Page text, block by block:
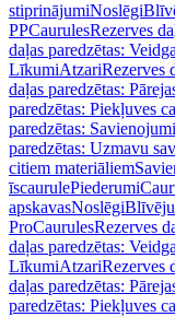
stiprinājumiNoslēgi
PPCaurulesRezerves
daļas paredzētas:
LīkumiAtzariRezerves
daļas paredzētas:
paredzētas: Piekļuves
paredzētas: Savienojumi
paredzētas: Uzmavu
citiem materiāliem
īscaurulePiederumi
apskavasNoslēgi
ProCaurulesRezerves
daļas paredzētas:
LīkumiAtzariRezerves
daļas paredzētas:
paredzētas: Piekļuves